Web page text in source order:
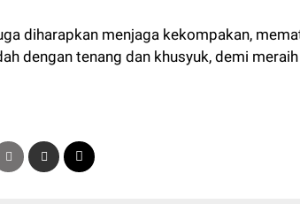
diharapkan menjaga kekompakan,
dengan tenang dan khusyuk, demi